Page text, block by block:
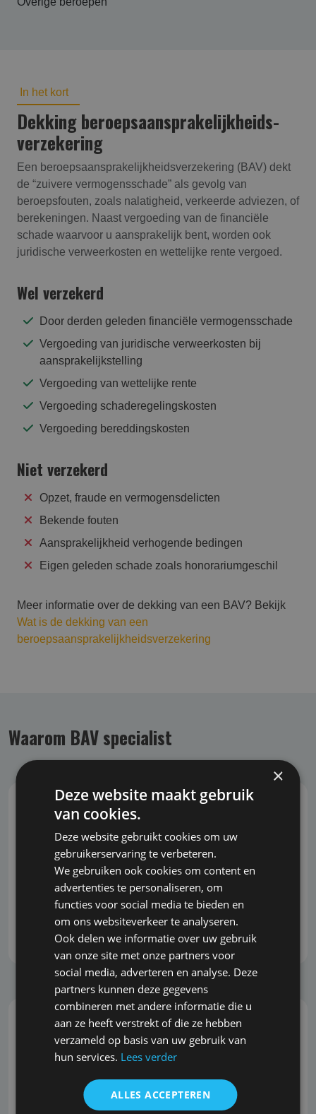
In het kort
Dekking beroepsaansprakelijk­heids­
verzekering
Een beroepsaansprakelijkheidsverzekering (BAV) dekt
de “zuivere vermogensschade” als gevolg van
beroepsfouten, zoals nalatigheid, verkeerde adviezen, of
berekeningen. Naast vergoeding van de financiële
schade waarvoor u aansprakelijk bent, worden ook
juridische verweerkosten en wettelijke rente vergoed.
Wel verzekerd
Door derden geleden financiële vermogensschade
Vergoeding van juridische verweerkosten bij
aansprakelijkstelling
Vergoeding van wettelijke rente
Vergoeding schaderegelingskosten
Vergoeding bereddingskosten
Niet verzekerd
Opzet, fraude en vermogensdelicten
Bekende fouten
Aansprakelijkheid verhogende bedingen
Eigen geleden schade zoals honorariumgeschil
Meer informatie over de dekking van een BAV? Bekijk
Wat is de dekking van een
beroepsaansprakelijkheidsverzekering
Waarom BAV specialist
Onafhankelijk en marktbreed advies
Bavspecialist.nl biedt onafhankelijk advies,
waarbij we geen belang hebben bij de uitkomst
van het advies. Daardoor bent u verzekerd van
objectieve en eerlijke begeleiding bij het nemen
van belangrijke beslissingen.
Snel, correct en grondig
ontwikkelingen in de markt. Wij begrijpen dit en
staan bekend om onze snelle reactie, zonder dat
×
Deze website maakt gebruik
van cookies.
Deze website gebruikt cookies om uw
gebruikerservaring te verbeteren.
We gebruiken ook cookies om content en
advertenties te personaliseren, om
functies voor social media te bieden en
om ons websiteverkeer te analyseren.
Ook delen we informatie over uw gebruik
van onze site met onze partners voor
social media, adverteren en analyse. Deze
partners kunnen deze gegevens
combineren met andere informatie die u
aan ze heeft verstrekt of die ze hebben
verzameld op basis van uw gebruik van
hun services. Lees verder
ALLES ACCEPTEREN